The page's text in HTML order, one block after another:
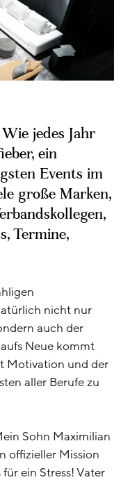
jedes Jahr
ein
Events im
große Marken,
Termine,
nicht nur
auch der
Neue kommt
Motivation und der
aller Berufe zu
Sohn Maximilian
offizieller Mission
ein Stress! Vater